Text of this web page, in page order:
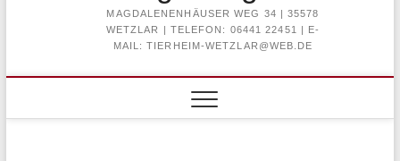
MAGDALENENHÄUSER WEG 34 | 35578
WETZLAR | TELEFON: 06441 22451 | E-
MAIL: TIERHEIM-WETZLAR@WEB.DE